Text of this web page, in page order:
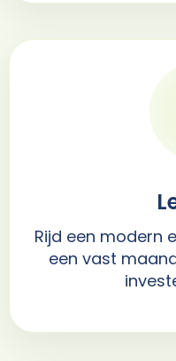
Rijd een modern
een vast